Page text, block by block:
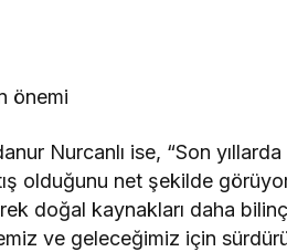
önemi
Nurcanlı ise, “Son
olduğunu net şekilde
doğal kaynakları daha
ve geleceğimiz için